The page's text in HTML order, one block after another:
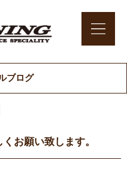
ブログ
お願い致します。